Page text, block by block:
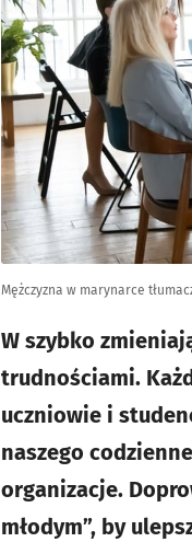
Mężczyzna w marynarce
W szybko
trudnościami.
uczniowie i
naszego
organizacje.
młodym”, by